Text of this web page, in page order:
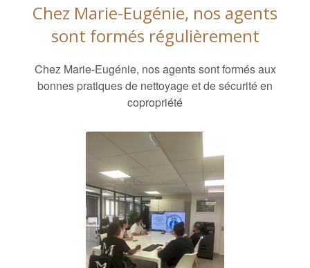
Chez Marie-Eugénie, nos agents
sont formés régulièrement
Chez Marie-Eugénie, nos agents sont formés aux
bonnes pratiques de nettoyage et de sécurité en
copropriété